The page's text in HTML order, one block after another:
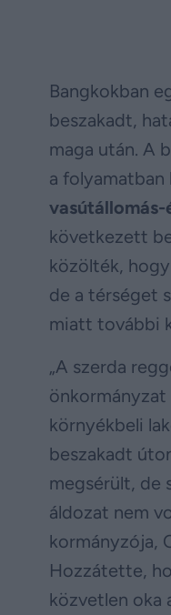
Bangkokban
beszakadt,
maga után. A
a folyamatban
vasútállomás-
következett
közölték,
de a térséget
miatt további
„A szerda
önkormányzat
környékbeli
beszakadt
megsérült, de
áldozat nem
kormányzója,
Hozzátette,
közvetlen oka